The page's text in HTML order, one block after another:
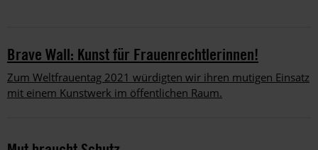
Brave Wall: Kunst für Frauenrechtlerinnen!
Zum Weltfrauentag 2021 würdigten wir ihren mutigen Einsatz
mit einem Kunstwerk im öffentlichen Raum.